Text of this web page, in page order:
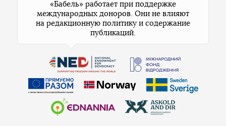
«Бабель» работает при поддержке
международных доноров. Они не влияют
на редакционную политику и содержание
публикаций.